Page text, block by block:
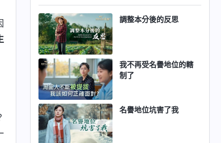
調整本分後的反思
我不再受名譽地位的轄
制了
名譽地位坑害了我